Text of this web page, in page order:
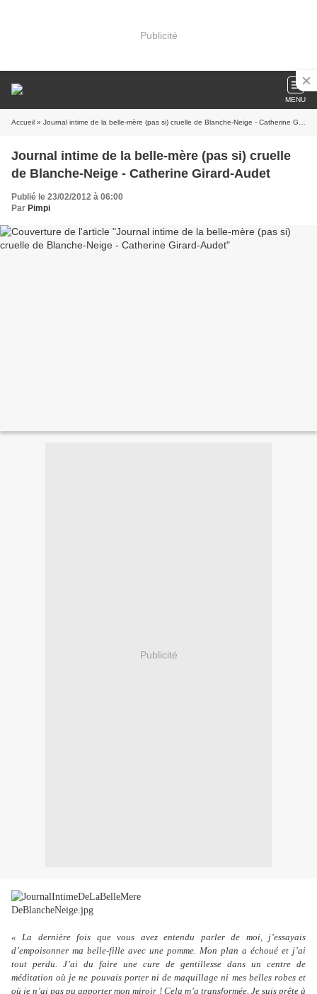
Publicité
MENU
Accueil » Journal intime de la belle-mère (pas si) cruelle de Blanche-Neige - Catherine Girard-Audet
Journal intime de la belle-mère (pas si) cruelle
de Blanche-Neige - Catherine Girard-Audet
Publié le 23/02/2012 à 06:00
Par Pimpi
Publicité
« La dernière fois que vous avez entendu parler de moi, j’essayais
d’empoisonner ma belle-fille avec une pomme. Mon plan a échoué et j’ai
tout perdu. J’ai du faire une cure de gentillesse dans un centre de
méditation où je ne pouvais porter ni de maquillage ni mes belles robes et
où je n’ai pas pu apporter mon miroir ! Cela m’a transformée. Je suis prête à